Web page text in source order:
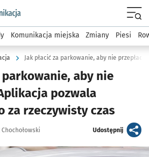
wroclaw.pl podserwis: Komunikacja
Komunikacja miejska Zmiany Piesi
parkowanie, aby nie
pozwala
za rzeczywisty czas
Chochołowski Udostępnijartykuł